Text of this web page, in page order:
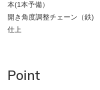
本(1本予備）
開き角度調整チェーン（
仕上
Point